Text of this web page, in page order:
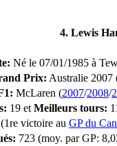
4. Lewis
Né le 07/01/1985 à
Prix: Australie
McLaren (2007/2008/
19 et Meilleurs tours:
victoire au GP du
723 (moy. par GP: